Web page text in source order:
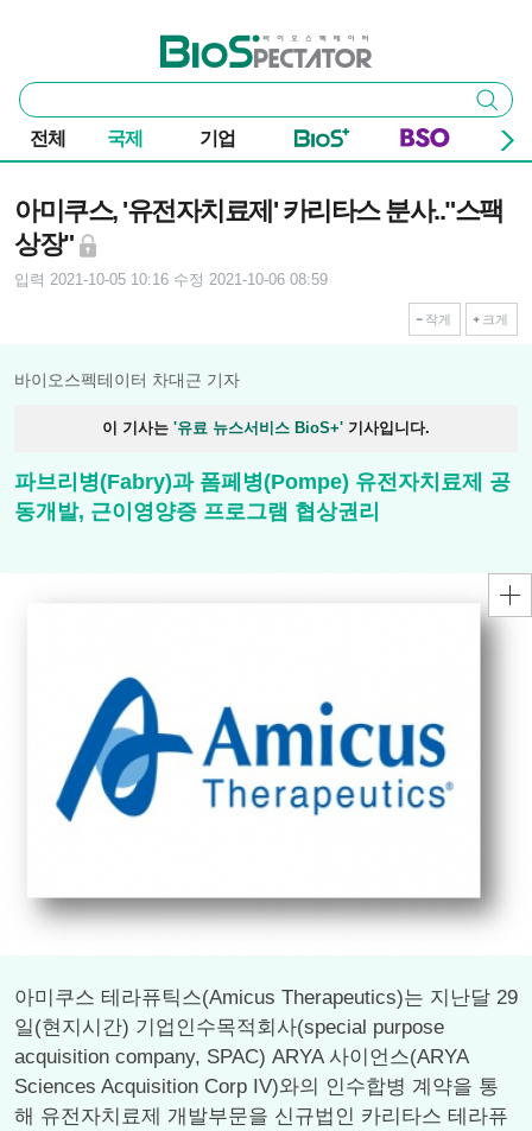
바이오스펙테이터
통
합
검
색
검색
전체 국제 기업
아미쿠스, '유전자치료제' 카리타스 분사.."스팩
상장"
입력 2021-10-05 10:16 수정 2021-10-06 08:59
작게 크게
바이오스펙테이터 차대근 기자
이 기사는 '유료 뉴스서비스 BioS+' 기사입니다.
파브리병(Fabry)과 폼페병(Pompe) 유전자치료제 공
동개발, 근이영양증 프로그램 협상권리
아미쿠스 테라퓨틱스(Amicus Therapeutics)는 지난달 29
일(현지시간) 기업인수목적회사(special purpose
acquisition company, SPAC) ARYA 사이언스(ARYA
Sciences Acquisition Corp IV)와의 인수합병 계약을 통
해 유전자치료제 개발부문을 신규법인 카리타스 테라퓨